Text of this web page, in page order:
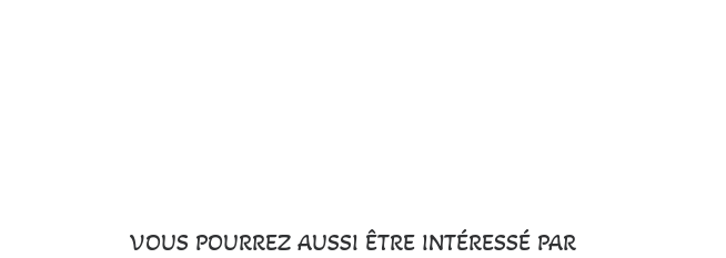
VOUS POURREZ AUSSI ÊTRE INTÉRESSÉ PAR